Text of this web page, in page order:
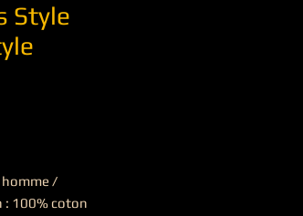
Style
homme /
: 100% coton